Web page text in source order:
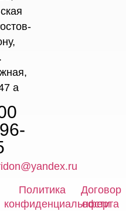
а
Политика
конфиденциальности
Договор
оферта